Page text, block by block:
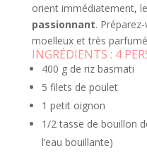
orient immédiatement, le
passionnant.
moelleux et très
INGRÉDIENTS : 4
400 g de riz basmati
5 filets de poulet
1 petit oignon
1/2 tasse de bouillon
l’eau bouillante)